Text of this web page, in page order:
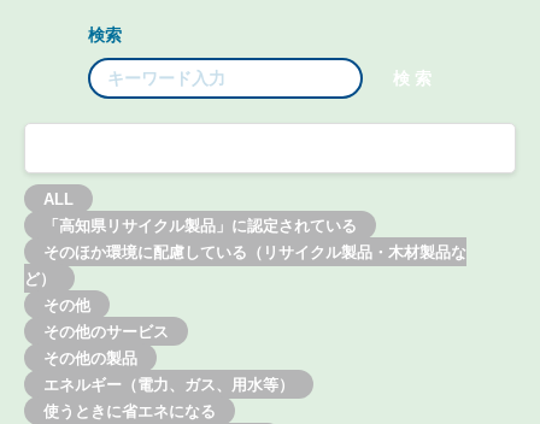
検索
ALL
「高知県リサイクル製品」に認定されている
そのほか環境に配慮している（リサイクル製品・木材製品な
ど）
その他
その他のサービス
その他の製品
エネルギー（電力、ガス、用水等）
使うときに省エネになる